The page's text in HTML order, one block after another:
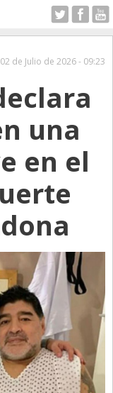
Viernes 07.08.2026
02 de Julio de 2026 - 09:23
una
en el